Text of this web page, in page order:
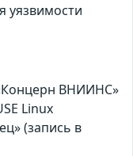
уязвимости
ВНИИНС»
Linux
(запись в